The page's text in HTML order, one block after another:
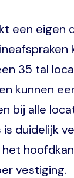
een eigen
35 tal
kunnen
bij alle
duidelijk
vestiging.